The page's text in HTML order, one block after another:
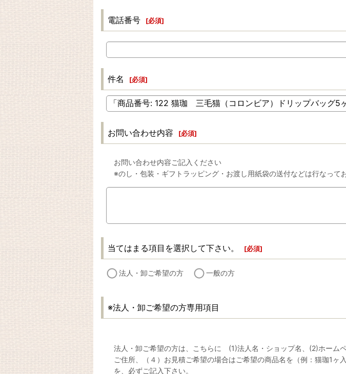
電話番号 [必須]
件名 [必須]
お問い合わせ内容 [必須]
お問い合わせ内容ご記入ください
※のし・包装・ギフトラッピング・お渡し用紙袋の送付などは行なって
当てはまる項目を選択して下さい。 [必須]
法人・卸ご希望の方 一般の方
※法人・卸ご希望の方専用項目
法人・卸ご希望の方は、こちらに (1)法人名・ショップ名、(2)ホーム
ご住所、（４）お見積ご希望の場合はご希望の商品名を（例：猫珈1ヶ
を、必ずご記入下さい。